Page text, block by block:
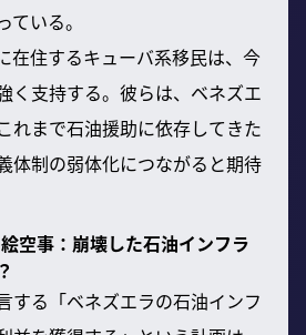
いる。
在住するキューバ系移民は、今
く支持する。彼らは、ベネズエ
れまで石油援助に依存してきた
体制の弱体化につながると期待
空事：崩壊した石油インフラ
する「ベネズエラの石油インフ